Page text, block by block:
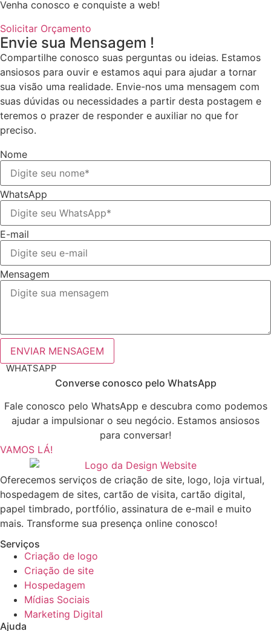
Venha conosco e conquiste a web!
Solicitar Orçamento
Envie sua Mensagem !
Compartilhe conosco suas perguntas ou ideias. Estamos
ansiosos para ouvir e estamos aqui para ajudar a tornar
sua visão uma realidade. Envie-nos uma mensagem com
suas dúvidas ou necessidades a partir desta postagem e
teremos o prazer de responder e auxiliar no que for
preciso.
Nome
WhatsApp
E-mail
Mensagem
ENVIAR MENSAGEM
WHATSAPP
Converse conosco pelo WhatsApp
Fale conosco pelo WhatsApp e descubra como podemos
ajudar a impulsionar o seu negócio. Estamos ansiosos
para conversar!
VAMOS LÁ!
Oferecemos serviços de criação de site, logo, loja virtual,
hospedagem de sites, cartão de visita, cartão digital,
papel timbrado, portfólio, assinatura de e-mail e muito
mais. Transforme sua presença online conosco!
Serviços
Criação de logo
Criação de site
Hospedagem
Mídias Sociais
Marketing Digital
Ajuda